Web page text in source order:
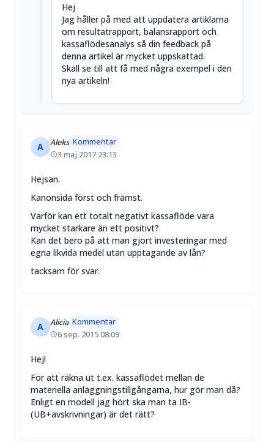
Hej
Jag håller på med att uppdatera artiklarna
om resultatrapport, balansrapport och
kassaflödesanalys så din feedback på
denna artikel är mycket uppskattad.
Skall se till att få med några exempel i den
nya artikeln!
A Aleks Kommentar
3 maj 2017 23:13
Hejsan.
Kanonsida först och främst.
Varför kan ett totalt negativt kassaflöde vara
mycket starkare än ett positivt?
Kan det bero på att man gjort investeringar med
egna likvida medel utan upptagande av lån?
tacksam för svar.
A Alicia Kommentar
6 sep. 2015 08:09
Hej!
För att räkna ut t.ex. kassaflödet mellan de
materiella anläggningstillgångarna, hur gör man då?
Enligt en modell jag hört ska man ta IB-
(UB+avskrivningar) är det rätt?